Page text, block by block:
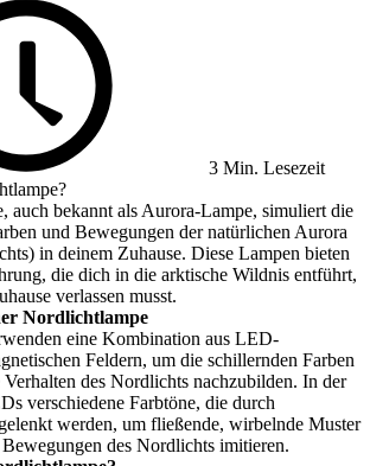
3 Min. Lesezeit
auch bekannt als Aurora-Lampe, simuliert die
und Bewegungen der natürlichen Aurora
in deinem Zuhause. Diese Lampen bieten
die dich in die arktische Wildnis entführt,
verlassen musst.
Nordlichtlampe
eine Kombination aus LED-
Feldern, um die schillernden Farben
Verhalten des Nordlichts nachzubilden. In der
verschiedene Farbtöne, die durch
werden, um fließende, wirbelnde Muster
des Nordlichts imitieren.